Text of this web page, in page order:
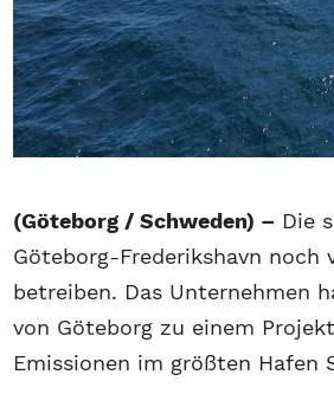
(Göteborg / Schweden) – Die
Göteborg-Frederikshavn
betreiben. Das Unternehmen
von Göteborg zu einem
Emissionen im größten Hafen